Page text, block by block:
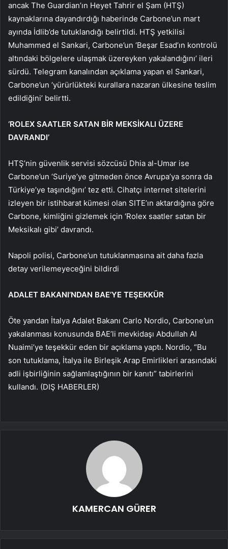
ancak The Guardian’ın Heyet Tahrir el Şam (HTŞ)
kaynaklarına dayandırdığı haberinde Carbone’un mart
ayında İdlib’de tutuklandığı belirtildi. HTŞ yetkilisi
Muhammed el Sankari, Carbone’un ‘Beşar Esad’ın kontrolü
altındaki bölgelere ulaşmak üzereyken yakalandığını’ ileri
sürdü. Telegram kanalından açıklama yapan el Sankari,
Carbone’un ‘yürürlükteki kurallara nazaran ülkesine teslim
edildiğini’ belirtti.
‘ROLEX SAATLER SATAN BİR MEKSİKALI ÜZERE
DAVRANDI’
HTŞ’nin güvenlik servisi sözcüsü Dhia al-Umar ise
Carbone’un ‘Suriye’ye gitmeden önce Avrupa’ya sonra da
Türkiye’ye taşındığını’ tez etti. Cihatçı internet sitelerini
izleyen bir istihbarat kümesi olan SITE’ın aktardığına göre
Carbone, kimliğini gizlemek için ‘Rolex saatler satan bir
Meksikalı gibi’ davrandı.
Napoli polisi, Carbone’un tutuklanmasına ait daha fazla
detay verilemeyeceğini bildirdi
ADALET BAKANI’NDAN BAE’YE TEŞEKKÜR
Öte yandan İtalya Adalet Bakanı Carlo Nordio, Carbone’un
yakalanması konusunda BAE’li mevkidaşı Abdullah Al
Nuaimi’ye teşekkür eden bir açıklama yaptı. Nordio, “Bu
son tutuklama, İtalya ile Birleşik Arap Emirlikleri arasındaki
adli işbirliğinin sağlamlaştığının bir kanıtı” tabirlerini
kullandı. (DIŞ HABERLER)
KAMERCAN GÜRER